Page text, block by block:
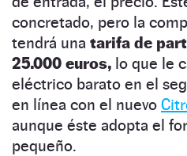
concretado, pero la
tendrá una tarifa de
25.000 euros, lo que le
eléctrico barato en el
en línea con el nuevo
aunque éste adopta el
pequeño.